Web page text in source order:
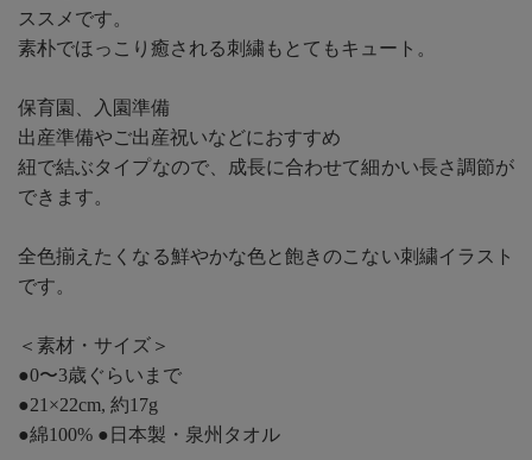
ススメです。
素朴でほっこり癒される刺繍もとてもキュート。
保育園、入園準備
出産準備やご出産祝いなどにおすすめ
紐で結ぶタイプなので、成長に合わせて細かい長さ調節が
できます。
全色揃えたくなる鮮やかな色と飽きのこない刺繍イラスト
です。
＜素材・サイズ＞
●0〜3歳ぐらいまで
●21×22cm, 約17g
●綿100% ●日本製・泉州タオル